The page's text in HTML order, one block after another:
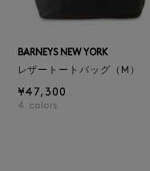
BARNEYS NEW YORK
レザートートバッグ（M）
¥47,300
4 colors